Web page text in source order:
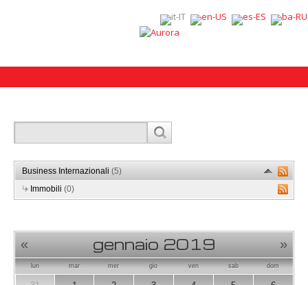
Business Internazionali (5)
Immobili (0)
« gennaio 2019 »
lun mar mer gio ven sab dom